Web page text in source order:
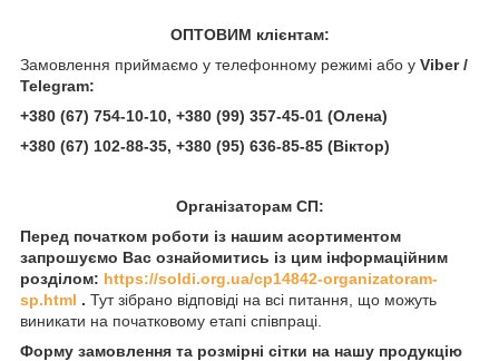
ОПТОВИМ клієнтам:
Замовлення приймаємо у телефонному режимі або у Viber /
Telegram:
+380 (67) 754-10-10, +380 (99) 357-45-01 (Олена)
+380 (67) 102-88-35, +380 (95) 636-85-85 (Віктор)
Організаторам СП:
Перед початком роботи із нашим асортиментом
запрошуємо Вас ознайомитись із цим інформаційним
розділом: https://soldi.org.ua/cp14842-organizatoram-
sp.html . Тут зібрано відповіді на всі питання, що можуть
виникати на початковому етапі співпраці.
Форму замовлення та розмірні сітки на нашу продукцію